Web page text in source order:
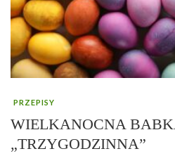
PRZEPISY
WIELKANOCNA
„TRZYGODZINNA”